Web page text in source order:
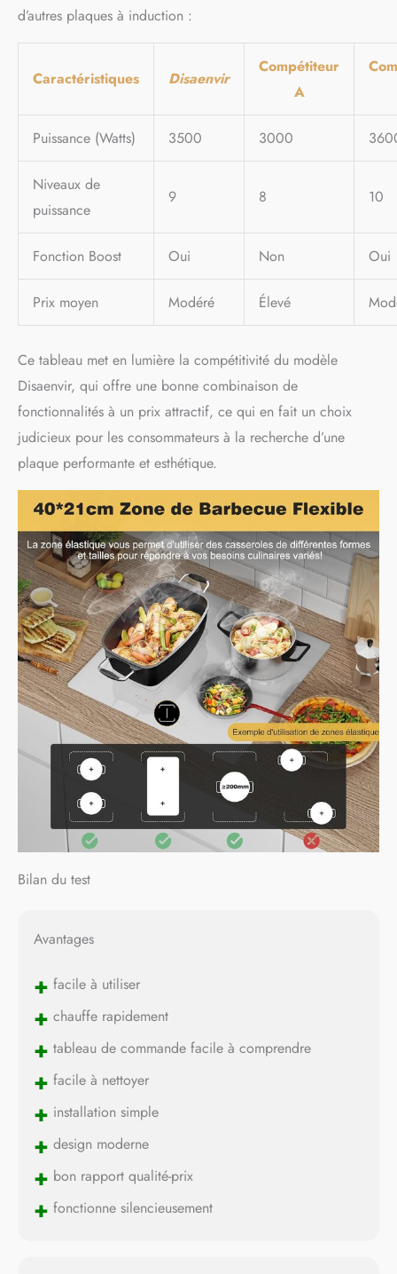
d'arrêt automatique cesse
température est surveillée
trop élevée ou lorsque vous
couteaux à rouler avec une
surface en verre durable
d’autres plaques à induction :
Caractéristiques Disaenvir
Compétiteur
A
Puissance (Watts) 3500 3000
Niveaux de
puissance
9 8 10
Fonction Boost Oui Non Oui
Prix moyen Modéré Élevé
Ce tableau met en lumière la compétitivité du modèle
Disaenvir, qui offre une bonne combinaison de
fonctionnalités à un prix attractif, ce qui en fait un choix
judicieux pour les consommateurs à la recherche d’une
plaque performante et esthétique.
Bilan du test
Avantages
+ facile à utiliser
+ chauffe rapidement
+ tableau de commande facile à comprendre
+ facile à nettoyer
+ installation simple
+ design moderne
+ bon rapport qualité-prix
+ fonctionne silencieusement